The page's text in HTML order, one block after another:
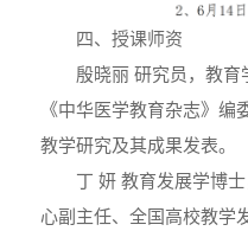
四、授课师资
殷晓丽 研究员，教
《中华医学教育杂志》
教学研究及其成果发表。
丁 妍 教育发展学博
心副主任、全国高校教学